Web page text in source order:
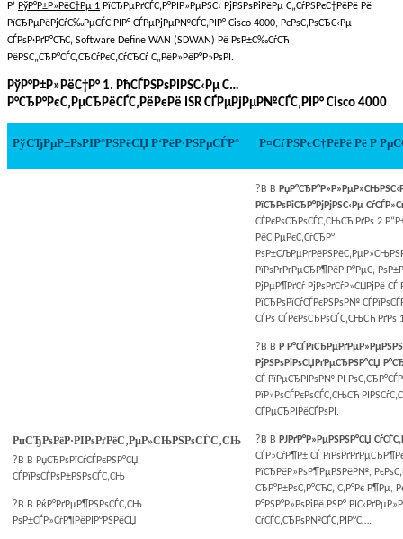
Р’ РўР°Р±Р»РёС†Рµ 1 РїСЂРµРґСЃС‚Р°РІР»РµРЅС‹ РјРЅРѕРіРёРµ С„СѓРЅРєС†РёРё Рё
РїСЂРµРёРјСѓС‰РµСЃС‚РІР° СЃРµРјРµР№СЃС‚РІР° Cisco 4000, РєРѕС‚РѕСЂС‹Рµ
СЃРѕР·РґР°СЋС‚ Software Define WAN (SDWAN) Рё РѕР±С‰СѓСЋ
РёРЅС„СЂР°СЃС‚СЂСѓРєС‚СѓСЂСѓ С„РёР»РёР°Р»РѕРІ.
РўР°Р±Р»РёС†Р° 1. РћСЃРЅРѕРІРЅС‹Рµ С…
Р°СЂР°РєС‚РµСЂРёСЃС‚РёРєРё ISR СЃРµРјРµР№СЃС‚РІР° Cisco 4000
РўСЂРµР±РѕРІР°РЅРёСЏ Р‘РёР·РЅРµСЃР° Р¤СѓРЅРєС†РёРё Рё Р
РџСЂРѕРёР·РІРѕРґРёС‚РµР»СЊРЅРѕСЃС‚СЊ
?В В РџСЂРѕРїСѓСЃРєРЅР°СЏ
СЃРїРѕСЃРѕР±РЅРѕСЃС‚СЊ
?В В РќР°РґРµР¶РЅРѕСЃС‚СЊ
РѕР±СЃР»СѓР¶РёРІР°РЅРёСЏ
?В В
РїСЂРѕРіСЂР°РјРјРЅС‹Рµ
СЃРєРѕСЂРѕСЃС‚СЊСЋ РґРѕ 2
РёС‚РµРєС‚СѓСЂР°
РїРѕРґРґРµСЂР¶РёРІР°РµС‚
РјРµР¶РґСѓ РјРѕРґСѓР»СЏРјРё
РїСЂРѕРїСѓСЃРєРЅРѕР№
СЃРѕ СЃРєРѕСЂРѕСЃС‚СЊСЋ РґРѕ
?В В Р
РјРЅРѕРіРѕСЏРґРµСЂРЅР°СЏ
СЃ РїРµСЂРІРѕР№ РІ
РїР»РѕСЃРєРѕСЃС‚СЊСЋ
СЃРµСЂРІРёСЃРѕРІ.
?В В РЈРґР°Р»РµРЅРЅР°СЏ
СЃР»СѓР¶Р± СЃ
РїСЂРёР»РѕР¶РµРЅРёР№,
СЂР°Р±РѕС‚Р°СЋС‚ С‚Р°Рє Р¶Рµ,
Р°РЅР°Р»РѕРіРё РЅР°
СѓСЃС‚СЂРѕР№СЃС‚РІР°С….